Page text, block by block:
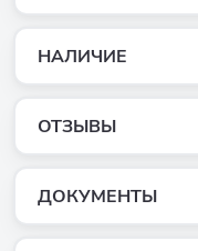
НАЛИЧИЕ
ОТЗЫВЫ
ДОКУМЕНТЫ